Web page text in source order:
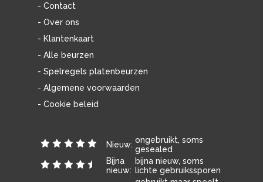
- Contact
- Over ons
- Klantenkaart
- Alle beurzen
- Spelregels platenbeurzen
- Algemene voorwaarden
- Cookie beleid
Nieuw: ongebruikt, soms
gesealed
Bijna
nieuw:
bijna nieuw, soms
lichte gebruikssporen